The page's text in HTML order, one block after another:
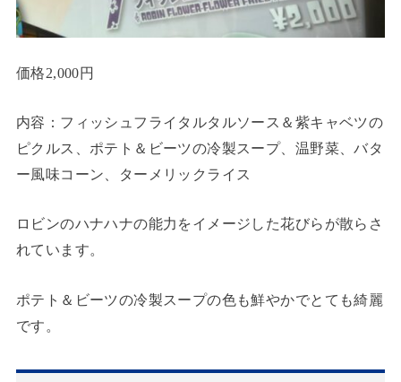
価格2,000円
内容：フィッシュフライタルタルソース＆紫キャベツの
ピクルス、ポテト＆ビーツの冷製スープ、温野菜、バタ
ー風味コーン、ターメリックライス
ロビンのハナハナの能力をイメージした花びらが散らさ
れています。
ポテト＆ビーツの冷製スープの色も鮮やかでとても綺麗
です。